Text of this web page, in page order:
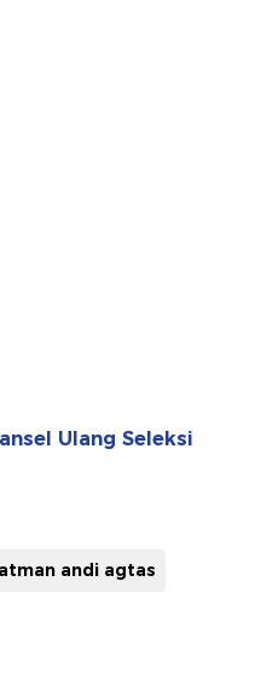
Ulang Seleksi
andi agtas